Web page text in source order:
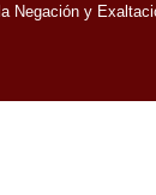
Negación y